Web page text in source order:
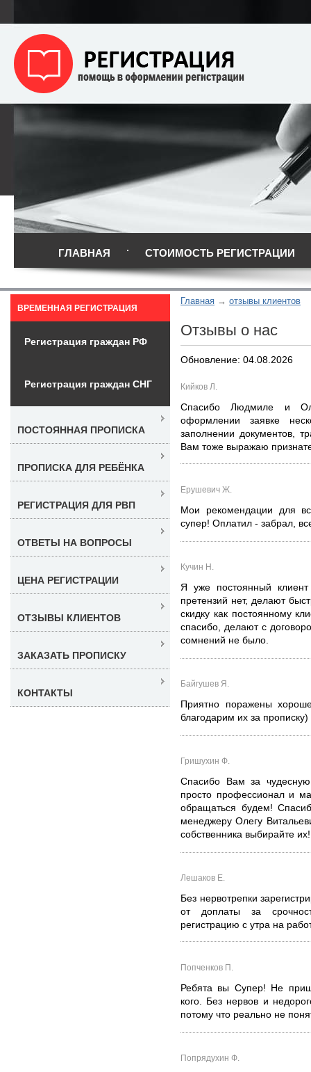
ГЛАВНАЯ СТОИМОСТЬ РЕГИСТРАЦИИ
Главная отзывы клиентов
Отзывы о нас
Обновление: 04.08.2026
Кийков Л.
Спасибо Людмиле и
оформлении заявке
заполнении документов,
Вам тоже выражаю
Ерушевич Ж.
Мои рекомендации для
супер! Оплатил - забрал,
Кучин Н.
Я уже постоянный
претензий нет, делают
скидку как постоянному
спасибо, делают с
сомнений не было.
Байгушев Я.
Приятно поражены
благодарим их за прописку)
Гришухин Ф.
Спасибо Вам за
просто профессионал и
обращаться будем!
менеджеру Олегу
собственника выбирайте их!
Лешаков Е.
Без нервотрепки
от доплаты за
регистрацию с утра на
Попченков П.
Ребята вы Супер! Не
кого. Без нервов и
потому что реально не
Попрядухин Ф.
ВРЕМЕННАЯ РЕГИСТРАЦИЯ
Регистрация граждан РФ
Регистрация граждан СНГ
ПОСТОЯННАЯ ПРОПИСКА
ПРОПИСКА ДЛЯ РЕБЁНКА
РЕГИСТРАЦИЯ ДЛЯ РВП
ОТВЕТЫ НА ВОПРОСЫ
ЦЕНА РЕГИСТРАЦИИ
ОТЗЫВЫ КЛИЕНТОВ
ЗАКАЗАТЬ ПРОПИСКУ
КОНТАКТЫ